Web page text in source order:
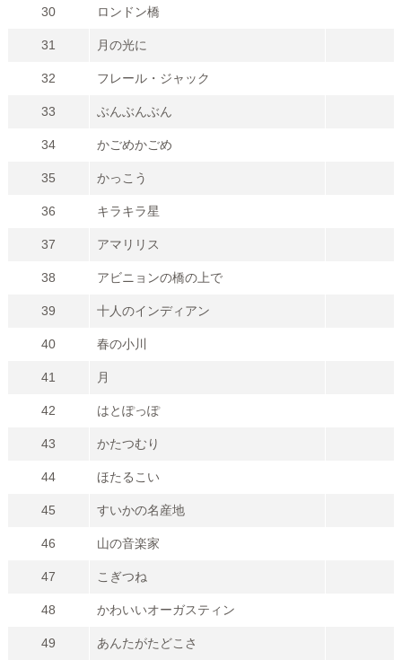
30 ロンドン橋
31 月の光に
32 フレール・ジャック
33 ぶんぶんぶん
34 かごめかごめ
35 かっこう
36 キラキラ星
37 アマリリス
38 アビニョンの橋の上で
39 十人のインディアン
40 春の小川
41 月
42 はとぽっぽ
43 かたつむり
44 ほたるこい
45 すいかの名産地
46 山の音楽家
47 こぎつね
48 かわいいオーガスティン
49 あんたがたどこさ